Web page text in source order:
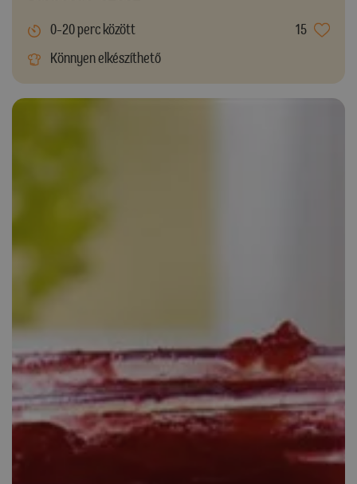
0-20 perc között
15
Könnyen elkészíthető